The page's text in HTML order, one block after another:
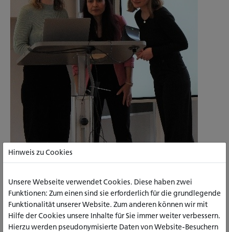
Hinweis zu Cookies
Unsere Webseite verwendet Cookies. Diese haben zwei
Funktionen: Zum einen sind sie erforderlich für die grundlegende
Funktionalität unserer Website. Zum anderen können wir mit
Hilfe der Cookies unsere Inhalte für Sie immer weiter verbessern.
Hierzu werden pseudonymisierte Daten von Website-Besuchern